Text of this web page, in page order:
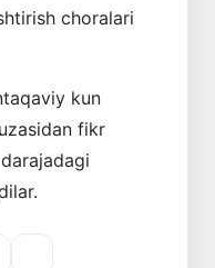
choralari
kun
fikr